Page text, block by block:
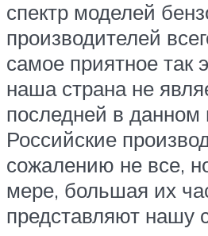
спектр моделей
производителей
самое приятное так
наша страна не
последней в данном
Российские
сожалению не все,
мере, большая их
представляют нашу